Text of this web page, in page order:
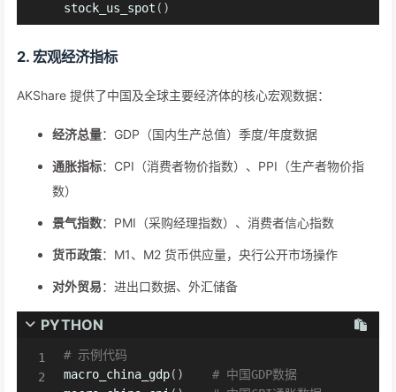
stock_us_spot ( )
2. 宏观经济指标
AKShare 提供了中国及全球主要经济体的核心宏观数据：
经济总量：GDP（国内生产总值）季度/年度数据
通胀指标：CPI（消费者物价指数）、PPI（生产者物价指
数）
景气指数：PMI（采购经理指数）、消费者信心指数
货币政策：M1、M2 货币供应量，央行公开市场操作
对外贸易：进出口数据、外汇储备
PYTHON
# 示例代码
macro_china_gdp( )
# 中国GDP数据